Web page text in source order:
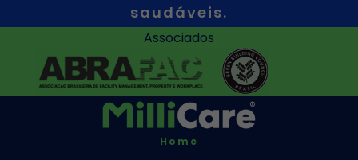
saudáveis.
Associados
Home